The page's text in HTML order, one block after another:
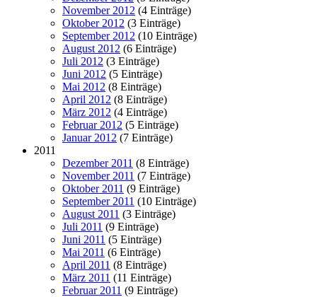
November 2012 (4 Einträge)
Oktober 2012 (3 Einträge)
September 2012 (10 Einträge)
August 2012 (6 Einträge)
Juli 2012 (3 Einträge)
Juni 2012 (5 Einträge)
Mai 2012 (8 Einträge)
April 2012 (8 Einträge)
März 2012 (4 Einträge)
Februar 2012 (5 Einträge)
Januar 2012 (7 Einträge)
2011
Dezember 2011 (8 Einträge)
November 2011 (7 Einträge)
Oktober 2011 (9 Einträge)
September 2011 (10 Einträge)
August 2011 (3 Einträge)
Juli 2011 (9 Einträge)
Juni 2011 (5 Einträge)
Mai 2011 (6 Einträge)
April 2011 (8 Einträge)
März 2011 (11 Einträge)
Februar 2011 (9 Einträge)